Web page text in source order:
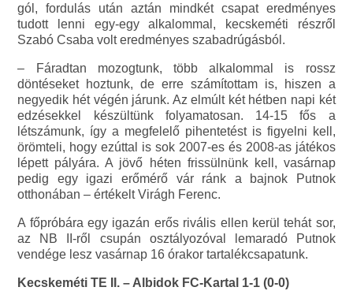
gól, fordulás után aztán mindkét csapat eredményes
tudott lenni egy-egy alkalommal, kecskeméti részről
Szabó Csaba volt eredményes szabadrúgásból.
– Fáradtan mozogtunk, több alkalommal is rossz
döntéseket hoztunk, de erre számítottam is, hiszen a
negyedik hét végén járunk. Az elmúlt két hétben napi két
edzésekkel készültünk folyamatosan. 14-15 fős a
létszámunk, így a megfelelő pihentetést is figyelni kell,
örömteli, hogy ezúttal is sok 2007-es és 2008-as játékos
lépett pályára. A jövő héten frissülnünk kell, vasárnap
pedig egy igazi erőmérő vár ránk a bajnok Putnok
otthonában – értékelt Virágh Ferenc.
A főpróbára egy igazán erős rivális ellen kerül tehát sor,
az NB II-ről csupán osztályozóval lemaradó Putnok
vendége lesz vasárnap 16 órakor tartalékcsapatunk.
Kecskeméti TE II. – Albidok FC-Kartal 1-1 (0-0)